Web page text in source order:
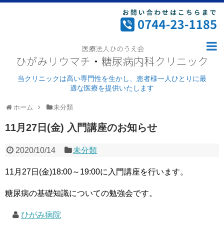
当クリニックは高い専門性を生かし、患者様一人ひとりに最
適な医療を提供いたします
ホーム 未分類
11月27日(金) 入門講座のお知らせ
2020/10/14 未分類
11月27日(金)18:00～19:00に入門講座を行います。
糖尿病の基礎知識についての勉強会です。
ひがみ病院
病院案内
病院紹介
施設基準及び加算について